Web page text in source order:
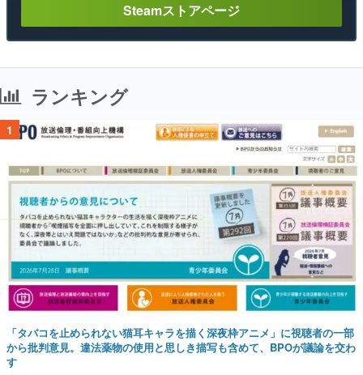
Steamストアページ
ランキング
1
「タバコを止められない猫耳キャラを描く深夜枠アニメ」に視聴者の一部
から批判意見。違法薬物の使用と思しき描写も含めて、BPOが議論を交わ
す